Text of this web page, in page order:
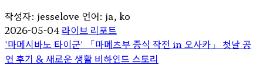
작성자: jesselove 언어: ja, ko
2026-05-04 라이브 리포트
'마메시바노 타이군' 「마메츠부 증식 작전 in 오사카」 첫날 공
연 후기 & 새로운 생활 비하인드 스토리